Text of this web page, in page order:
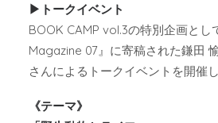
▶︎トークイベント
BOOK CAMP vol.3の特別企画とし
Magazine 07』に寄稿された鎌田
さんによるトークイベントを開催し
《テーマ》